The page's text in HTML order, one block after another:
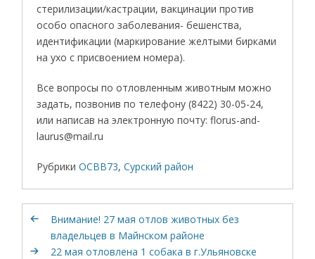
стерилизации/кастрации, вакцинации против
особо опасного заболевания- бешенства,
идентификации (маркирование желтыми бирками
на ухо с присвоением номера).
Все вопросы по отловленным животным можно
задать, позвонив по телефону (8422) 30-05-24,
или написав на электронную почту: florus-and-
laurus@mail.ru
Рубрики ОСВВ73,Сурский район
Внимание! 27 мая отлов животных без
владельцев в Майнском районе
22 мая отловлена 1 собака в г.Ульяновске